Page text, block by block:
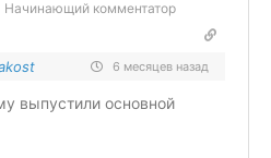
Начинающий комментатор
6 месяцев назад
выпустили основной